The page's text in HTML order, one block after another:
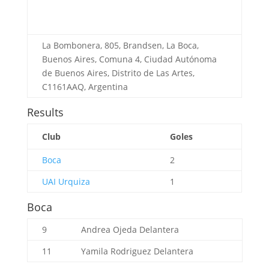
La Bombonera, 805, Brandsen, La Boca,
Buenos Aires, Comuna 4, Ciudad Autónoma
de Buenos Aires, Distrito de Las Artes,
C1161AAQ, Argentina
Results
Club Goles
Boca
2
UAI Urquiza
1
Boca
9 Andrea Ojeda Delantera
11
Yamila Rodriguez Delantera